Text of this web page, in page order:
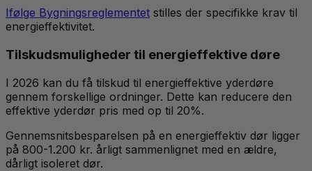
Ifølge Bygningsreglementet stilles der specifikke krav til
energieffektivitet.
Tilskudsmuligheder til energieffektive døre
I 2026 kan du få tilskud til energieffektive yderdøre
gennem forskellige ordninger. Dette kan reducere den
effektive yderdør pris med op til 20%.
Gennemsnitsbesparelsen på en energieffektiv dør ligger
på 800-1.200 kr. årligt sammenlignet med en ældre,
dårligt isoleret dør.